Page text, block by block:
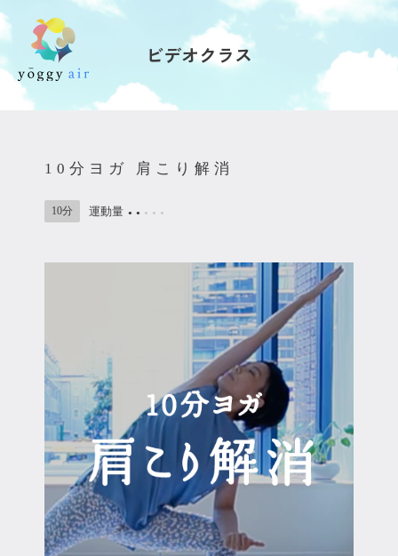
受講の流れ
インストラクター一覧
yoggy mommy
マイページ
ログイン
会員規約について
ビデオクラス
10分ヨガ 肩こり解消
10分 運動量 ● ● ● ● ●